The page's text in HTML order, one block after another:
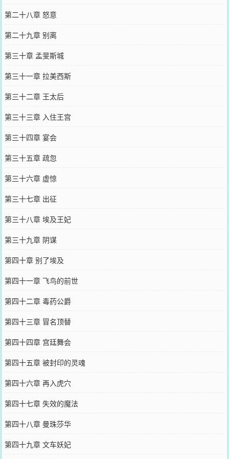
第二十八章 怒意
第二十九章 别离
第三十章 孟斐斯城
第三十一章 拉美西斯
第三十二章 王太后
第三十三章 入住王宫
第三十四章 宴会
第三十五章 疏忽
第三十六章 虚惊
第三十七章 出征
第三十八章 埃及王妃
第三十九章 阴谋
第四十章 别了埃及
第四十一章 飞鸟的前世
第四十二章 毒药公爵
第四十三章 冒名顶替
第四十四章 宫廷舞会
第四十五章 被封印的灵魂
第四十六章 再入虎穴
第四十七章 失效的魔法
第四十八章 曼珠莎华
第四十九章 文车妖妃